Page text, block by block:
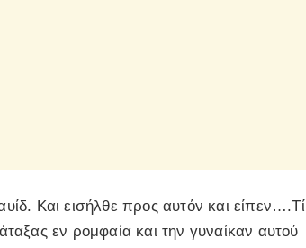
Και εισήλθε προς αυτόν και είπεν….Τί
εν ρομφαία και την γυναίκαν αυτού